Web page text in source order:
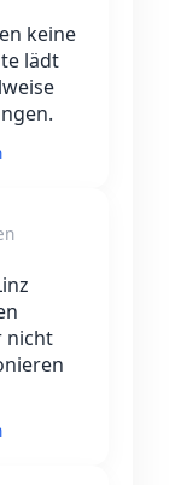
keine
lädt
nicht